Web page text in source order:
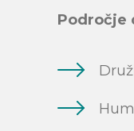
Področje